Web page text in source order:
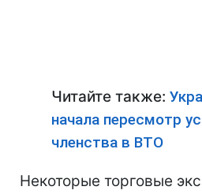
Читайте также:
начала пересмотр
членства в ВТО
Некоторые торговые